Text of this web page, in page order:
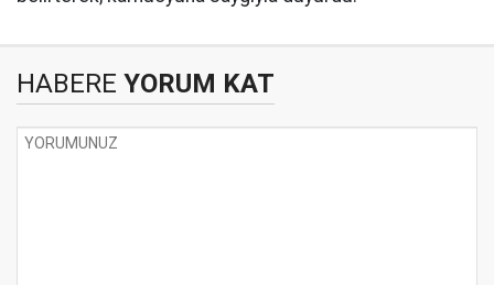
HABERE YORUM KAT